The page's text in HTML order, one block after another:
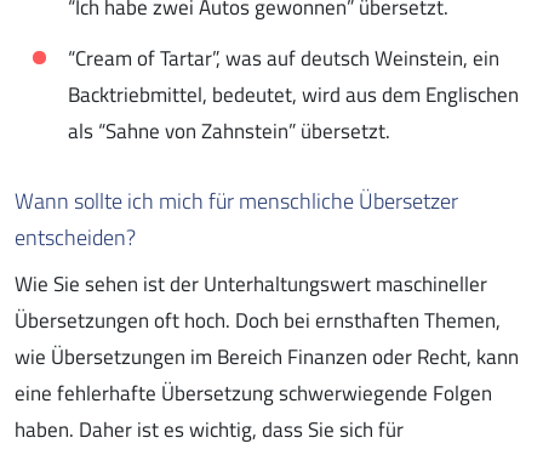
“Ich habe zwei Autos gewonnen” übersetzt.
“Cream of Tartar”, was auf deutsch Weinstein, ein
Backtriebmittel, bedeutet, wird aus dem Englischen
als “Sahne von Zahnstein” übersetzt.
Wann sollte ich mich für menschliche Übersetzer
entscheiden?
Wie Sie sehen ist der Unterhaltungswert maschineller
Übersetzungen oft hoch. Doch bei ernsthaften Themen,
wie Übersetzungen im Bereich Finanzen oder Recht, kann
eine fehlerhafte Übersetzung schwerwiegende Folgen
haben. Daher ist es wichtig, dass Sie sich für